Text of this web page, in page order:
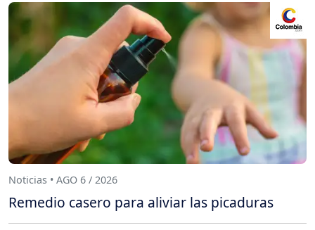
Noticias • AGO 6 / 2026
Remedio casero para aliviar las picaduras